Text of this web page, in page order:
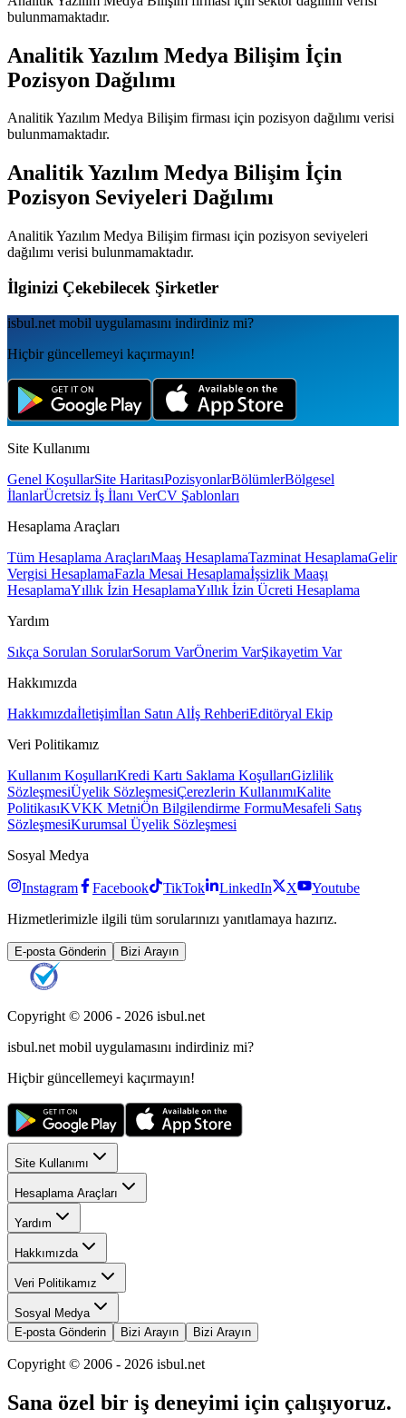
bulunmamaktadır.
Analitik Yazılım Medya Bilişim İçin
Pozisyon Dağılımı
Analitik Yazılım Medya Bilişim firması için pozisyon dağılımı verisi
bulunmamaktadır.
Analitik Yazılım Medya Bilişim İçin
Pozisyon Seviyeleri Dağılımı
Analitik Yazılım Medya Bilişim firması için pozisyon seviyeleri
dağılımı verisi bulunmamaktadır.
İlginizi Çekebilecek Şirketler
isbul.net mobil uygulamаsını indirdiniz mi?
Hiçbir güncellemeyi kaçırmayın!
Site Kullanımı
Genel KoşullarSite HaritasıPozisyonlarBölümlerBölgesel
İlanlarÜcretsiz İş İlanı VerCV Şablonları
Hesaplama Araçları
Tüm Hesaplama AraçlarıMaaş HesaplamaTazminat HesaplamaGelir
Vergisi HesaplamaFazla Mesai Hesaplamaİşsizlik Maaşı
HesaplamaYıllık İzin HesaplamaYıllık İzin Ücreti Hesaplama
Yardım
Sıkça Sorulan SorularSorum VarÖnerim VarŞikayetim Var
Hakkımızda
Hakkımızdaİletişimİlan Satın Alİş RehberiEditöryal Ekip
Veri Politikamız
Kullanım KoşullarıKredi Kartı Saklama KoşullarıGizlilik
SözleşmesiÜyelik SözleşmesiÇerezlerin KullanımıKalite
PolitikasıKVKK MetniÖn Bilgilendirme FormuMesafeli Satış
SözleşmesiKurumsal Üyelik Sözleşmesi
Sosyal Medya
Instagram Facebook TikTok LinkedIn X
Youtube
Hizmetlerimizle ilgili tüm sorularınızı yanıtlamaya hazırız.
E-posta Gönderin Bizi Arayın
Copyright © 2006 - 2026 isbul.net
isbul.net mobil uygulamasını indirdiniz mi?
Hiçbir güncellemeyi kaçırmayın!
Site Kullanımı
Hesaplama Araçları
Yardım
Hakkımızda
Veri Politikamız
Sosyal Medya
E-posta Gönderin
Bizi Arayın Bizi Arayın
Copyright © 2006 - 2026 isbul.net
Sana özel bir iş deneyimi için çalışıyoruz.